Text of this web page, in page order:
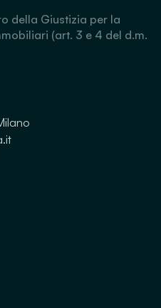
della Giustizia per la
(art. 3 e 4 del d.m.